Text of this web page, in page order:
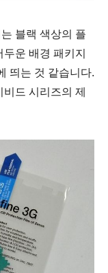
블랙 색상의 플
운 배경 패키지
띄는 것 같습니다.
드 시리즈의 제